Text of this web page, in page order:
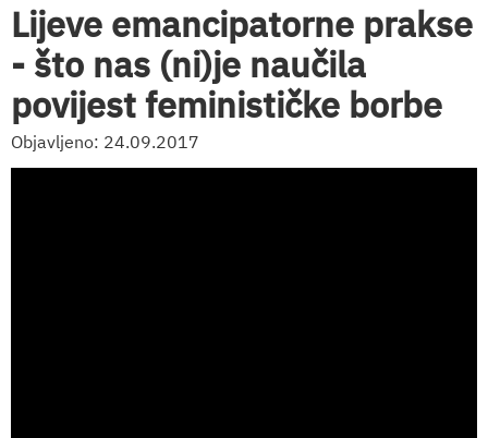
Lijeve emancipatorne prakse
- što nas (ni)je naučila
povijest feminističke borbe
Objavljeno: 24.09.2017